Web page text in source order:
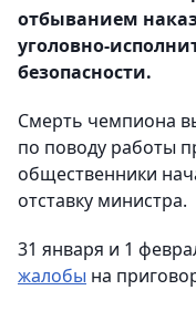
отбыванием
уголовно-
безопасности.
Смерть чемпиона
по поводу работы
общественники
отставку министра.
31 января и 1
жалобы на